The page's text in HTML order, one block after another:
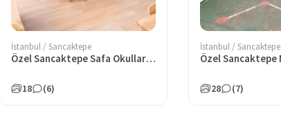
İstanbul / Sancaktepe
Özel Sancaktepe Safa Okulları Anaokulu
18 (6)
İstanbul / Sancaktepe
28 (7)